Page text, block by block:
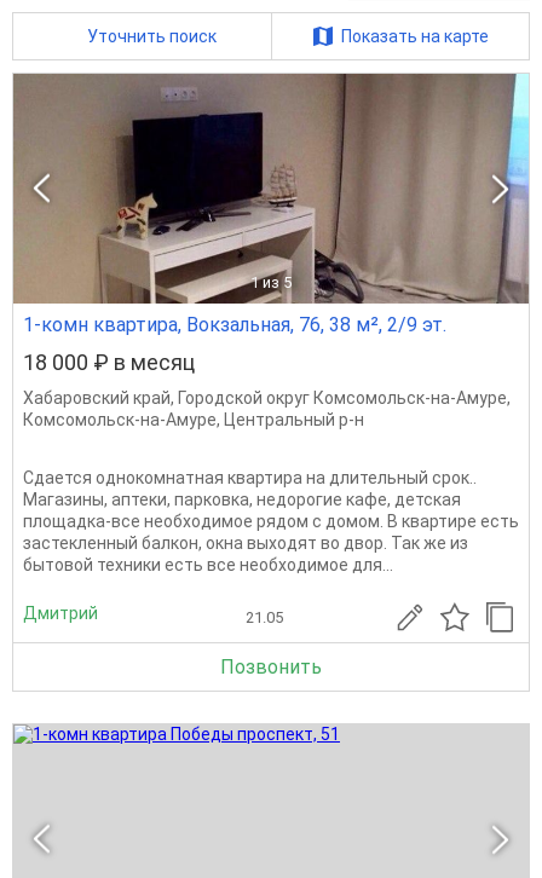
Уточнить поиск Показать на карте
1 из 5
1-комн квартира, Вокзальная, 76, 38 м², 2/9 эт.
18 000 ₽ в месяц
Хабаровский край, Городской округ Комсомольск-на-Амуре,
Комсомольск-на-Амуре, Центральный р-н
Сдается однокомнатная квартира на длительный срок..
Магазины, аптеки, парковка, недорогие кафе, детская
площадка-все необходимое рядом с домом. В квартире есть
застекленный балкон, окна выходят во двор. Так же из
бытовой техники есть все необходимое для...
Дмитрий 21.05
Позвонить